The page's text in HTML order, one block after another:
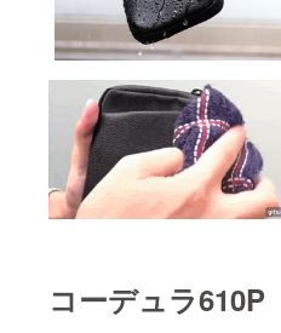
コーデュラ610P